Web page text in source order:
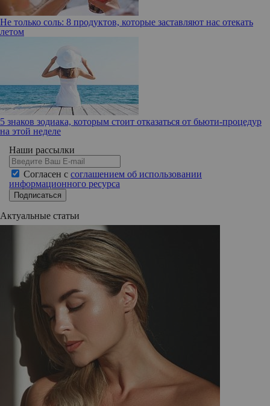
Не только соль: 8 продуктов, которые заставляют нас отекать
летом
5 знаков зодиака, которым стоит отказаться от бьюти-процедур
на этой неделе
Наши рассылки
Согласен с соглашением об использовании
информационного ресурса
Подписаться
Актуальные статьи